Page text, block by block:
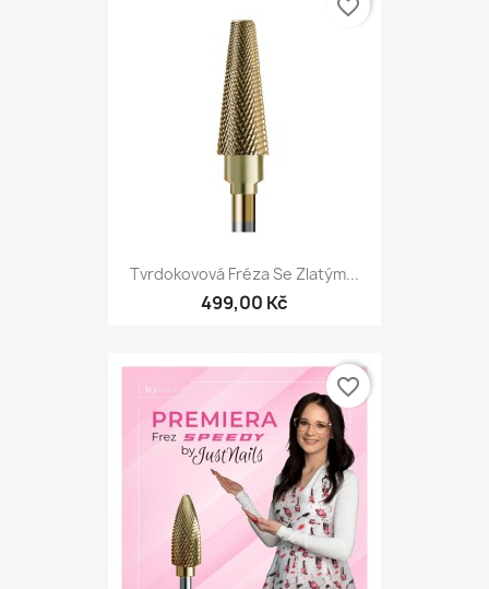
Tvrdokovová Fréza Se Zlatým...
499,00 Kč
favorite_border
favorite_border